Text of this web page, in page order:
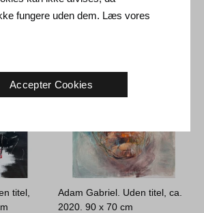
38.000DKK
titel,
Adam Gabriel. Uden titel, ca.
2020.90 x 70 cm
fungere uden dem. Læs vores
Accepter Cookies